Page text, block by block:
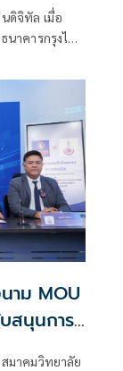
ละผู้
ดิจิทัล เมื่อ
าคารกรุงไทย
บนรถตุ๊ก
เงินด้วยบัตร
ในประเทศไทย
ยุคใหม่ที่นิยม
าม MOU
สนุนการ
มาคมวิทยาลัย